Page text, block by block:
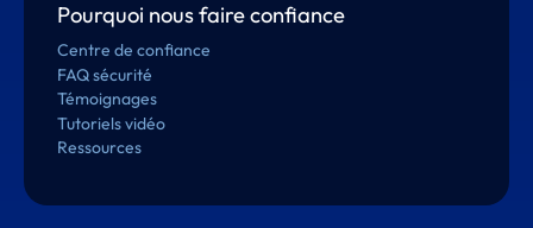
Pourquoi nous faire confiance
Centre de confiance
FAQ sécurité
Témoignages
Tutoriels vidéo
Ressources